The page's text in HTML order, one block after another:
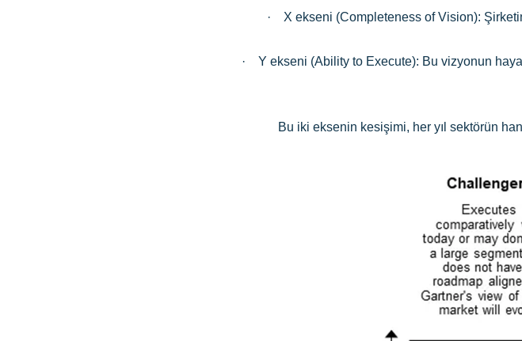
· X ekseni (Completeness of Vision):
· Y ekseni (Ability to Execute): Bu vizyonun
Bu iki eksenin kesişimi, her yıl sektörün